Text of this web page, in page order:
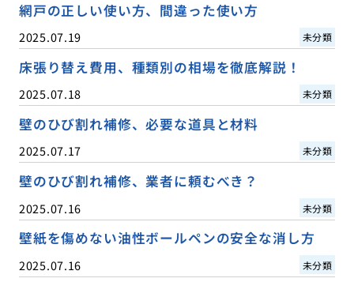
網戸の正しい使い方、間違った使い方
2025.07.19 未分類
床張り替え費用、種類別の相場を徹底解説！
2025.07.18 未分類
壁のひび割れ補修、必要な道具と材料
2025.07.17 未分類
壁のひび割れ補修、業者に頼むべき？
2025.07.16 未分類
壁紙を傷めない油性ボールペンの安全な消し方
2025.07.16 未分類